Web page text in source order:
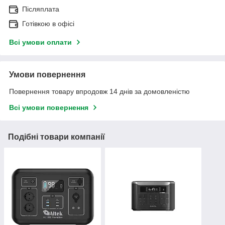
Післяплата
Готівкою в офісі
Всі умови оплати
Умови повернення
Повернення товару впродовж 14 днів за домовленістю
Всі умови повернення
Подібні товари компанії